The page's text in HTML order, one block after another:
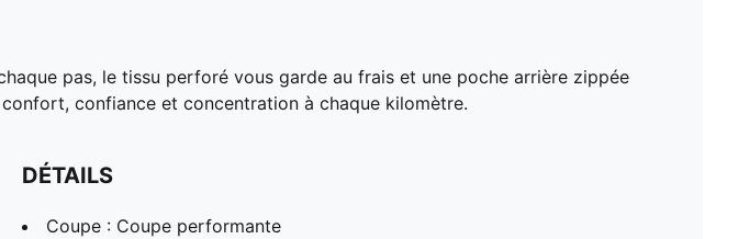
pas, le tissu perforé vous garde au frais et une poche arrière zippée
confiance et concentration à chaque kilomètre.
DÉTAILS
Coupe : Coupe performante